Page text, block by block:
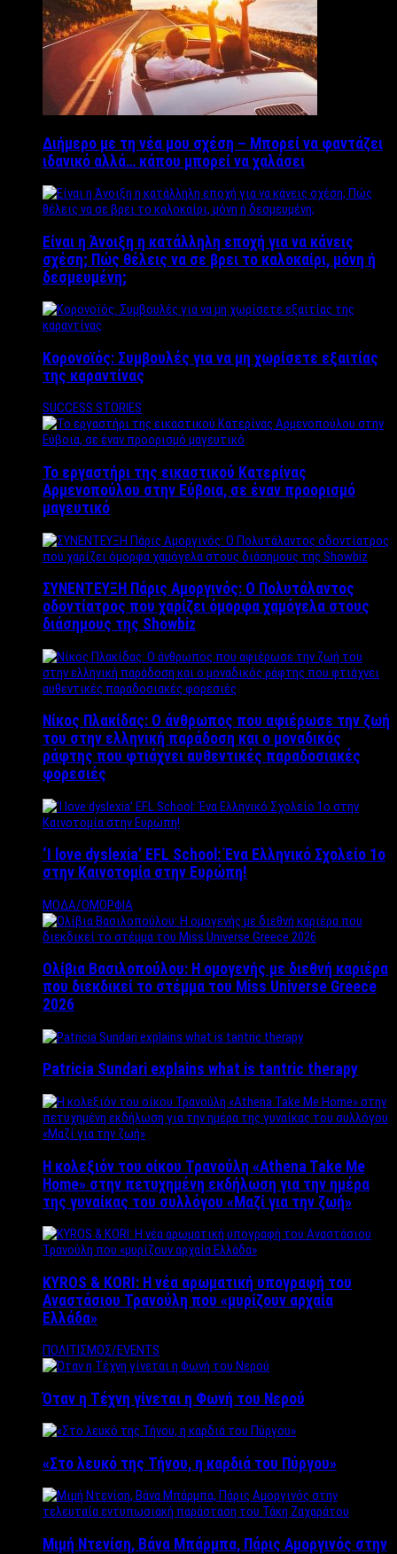
Διήμερο με τη νέα μου σχέση – Μπορεί να φαντάζει
ιδανικό αλλά… κάπου μπορεί να χαλάσει
Είναι η Άνοιξη η κατάλληλη εποχή για να κάνεις
σχέση; Πώς θέλεις να σε βρει το καλοκαίρι, μόνη ή
δεσμευμένη;
Κορονοϊός: Συμβουλές για να μη χωρίσετε εξαιτίας
της καραντίνας
SUCCESS STORIES
Το εργαστήρι της εικαστικού Κατερίνας
Αρμενοπούλου στην Εύβοια, σε έναν προορισμό
μαγευτικό
ΣΥΝΕΝΤΕΥΞΗ Πάρις Αμοργινός: O Πολυτάλαντος
οδοντίατρος που χαρίζει όμορφα χαμόγελα στους
διάσημους της Showbiz
Νίκος Πλακίδας: O άνθρωπος που αφιέρωσε την ζωή
του στην ελληνική παράδοση και ο μοναδικός
ράφτης που φτιάχνει αυθεντικές παραδοσιακές
φορεσιές
‘Ι love dyslexia’ EFL School: Ένα Ελληνικό Σχολείo 1ο
στην Καινοτομία στην Ευρώπη!
ΜΟΔΑ/ΟΜΟΡΦΙΑ
Ολίβια Βασιλοπούλου: Η ομογενής με διεθνή καριέρα
που διεκδικεί το στέμμα του Miss Universe Greece
2026
Patricia Sundari explains what is tantric therapy
Η κολεξιόν του οίκου Τρανούλη «Athena Take Me
Home» στην πετυχημένη εκδήλωση για την ημέρα
της γυναίκας του συλλόγου «Μαζί για την ζωή»
KYROS & KORI: Η νέα αρωματική υπογραφή του
Αναστάσιου Τρανούλη που «μυρίζουν αρχαία
Ελλάδα»
ΠΟΛΙΤΙΣΜΟΣ/EVENTS
Όταν η Τέχνη γίνεται η Φωνή του Νερού
«Στο λευκό της Τήνου, η καρδιά του Πύργου»
Μιμή Ντενίση, Βάνα Μπάρμπα, Πάρις Αμοργινός στην